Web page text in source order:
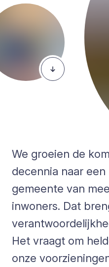
We groeien de
decennia naar een
gemeente van
inwoners. Dat
Het vraagt om
onze